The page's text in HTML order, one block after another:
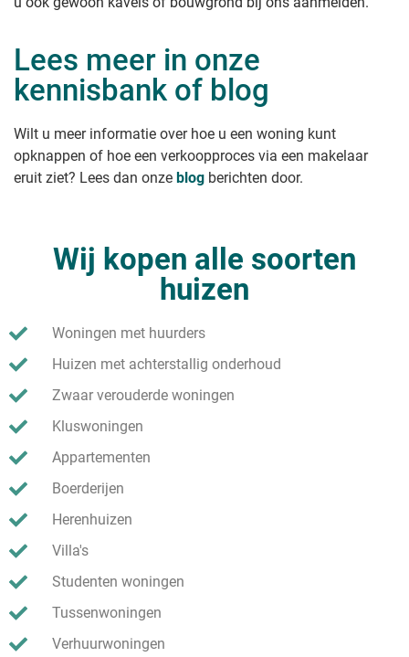
Lees meer in onze
kennisbank of blog
Wilt u meer informatie over hoe u een woning kunt
opknappen of hoe een verkoopproces via een makelaar
eruit ziet? Lees dan onze blog berichten door.
Wij kopen alle soorten
huizen
Woningen met huurders
Huizen met achterstallig onderhoud
Zwaar verouderde woningen
Kluswoningen
Appartementen
Boerderijen
Herenhuizen
Villa's
Studenten woningen
Tussenwoningen
Verhuurwoningen